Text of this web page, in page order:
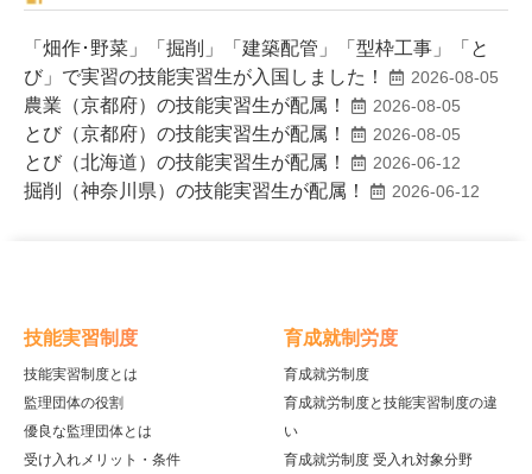
「畑作･野菜」「掘削」「建築配管」「型枠工事」「と
び」で実習の技能実習生が入国しました！
2026-08-05
農業（京都府）の技能実習生が配属！ 2026-08-05
とび（京都府）の技能実習生が配属！ 2026-08-05
とび（北海道）の技能実習生が配属！ 2026-06-12
掘削（神奈川県）の技能実習生が配属！ 2026-06-12
技能実習制度
技能実習制度とは
監理団体の役割
優良な監理団体とは
受け入れメリット・条件
育成就制労度
育成就労制度
育成就労制度と技能実習制度の違
い
育成就労制度 受入れ対象分野